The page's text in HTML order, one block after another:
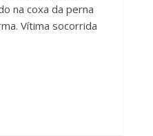
na coxa da perna
Vítima socorrida